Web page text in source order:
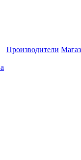
Производители